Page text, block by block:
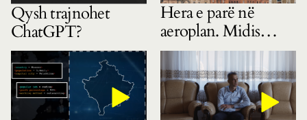
Qysh trajnohet
ChatGPT?
Hera e parë në
aeroplan. Midis
gëzimit dhe
pasigurisë